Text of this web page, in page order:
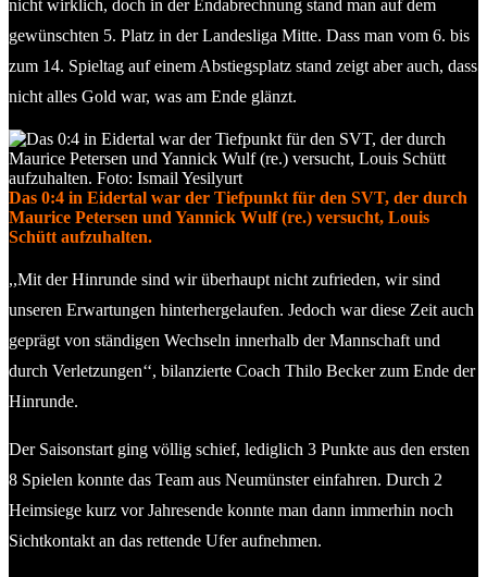
nicht wirklich, doch in der Endabrechnung stand man auf dem
gewünschten 5. Platz in der Landesliga Mitte. Dass man vom 6. bis
zum 14. Spieltag auf einem Abstiegsplatz stand zeigt aber auch, dass
nicht alles Gold war, was am Ende glänzt.
Das 0:4 in Eidertal war der Tiefpunkt für den SVT, der durch
Maurice Petersen und Yannick Wulf (re.) versucht, Louis
Schütt aufzuhalten.
,,Mit der Hinrunde sind wir überhaupt nicht zufrieden, wir sind
unseren Erwartungen hinterhergelaufen. Jedoch war diese Zeit auch
geprägt von ständigen Wechseln innerhalb der Mannschaft und
durch Verletzungen‘‘, bilanzierte Coach Thilo Becker zum Ende der
Hinrunde.
Der Saisonstart ging völlig schief, lediglich 3 Punkte aus den ersten
8 Spielen konnte das Team aus Neumünster einfahren. Durch 2
Heimsiege kurz vor Jahresende konnte man dann immerhin noch
Sichtkontakt an das rettende Ufer aufnehmen.